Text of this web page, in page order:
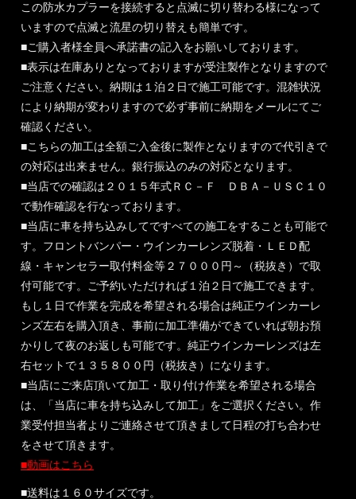
この防水カプラーを接続すると点滅に切り替わる様になって
いますので点滅と流星の切り替えも簡単です。
■ご購入者様全員へ承諾書の記入をお願いしております。
■表示は在庫ありとなっておりますが受注製作となりますので
ご注意ください。納期は１泊２日で施工可能です。混雑状況
により納期が変わりますので必ず事前に納期をメールにてご
確認ください。
■こちらの加工は全額ご入金後に製作となりますので代引きで
の対応は出来ません。銀行振込のみの対応となります。
■当店での確認は２０１５年式ＲＣ－Ｆ ＤＢＡ－ＵＳＣ１０
で動作確認を行なっております。
■当店に車を持ち込みしてですべての施工をすることも可能で
す。フロントバンパー・ウインカーレンズ脱着・ＬＥＤ配
線・キャンセラー取付料金等２７０００円～（税抜き）で取
付可能です。ご予約いただければ１泊２日で施工できます。
もし１日で作業を完成を希望される場合は純正ウインカーレ
ンズ左右を購入頂き、事前に加工準備ができていれば朝お預
かりして夜のお返しも可能です。純正ウインカーレンズは左
右セットで１３５８００円（税抜き）になります。
■当店にご来店頂いて加工・取り付け作業を希望される場合
は、「当店に車を持ち込みして加工」をご選択ください。作
業受付担当者よりご連絡させて頂きまして日程の打ち合わせ
をさせて頂きます。
■動画はこちら
■送料は１６０サイズです。